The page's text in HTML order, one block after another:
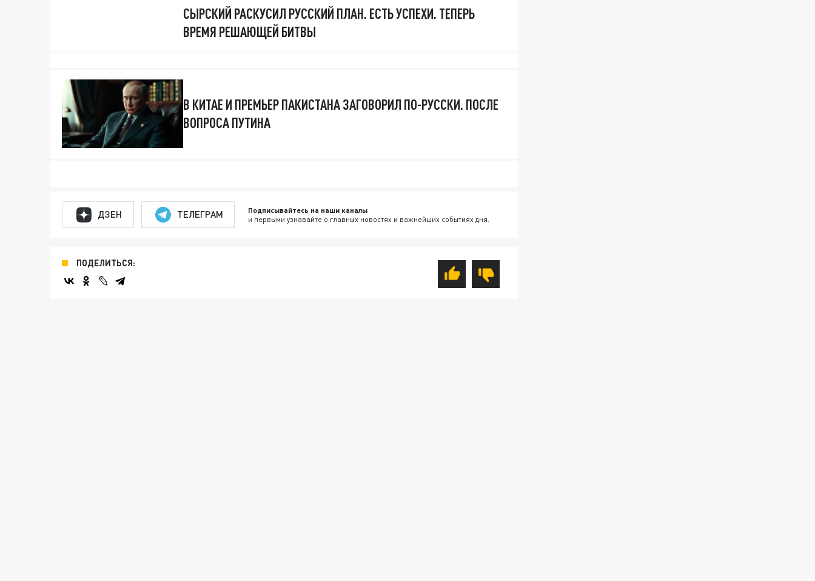
СЫРСКИЙ РАСКУСИЛ РУССКИЙ ПЛАН. ЕСТЬ УСПЕХИ. ТЕПЕРЬ
ВРЕМЯ РЕШАЮЩЕЙ БИТВЫ
В КИТАЕ И ПРЕМЬЕР ПАКИСТАНА ЗАГОВОРИЛ ПО-РУССКИ. ПОСЛЕ
ВОПРОСА ПУТИНА
ДЗЕН ТЕЛЕГРАМ Подписывайтесь на наши каналы
и первыми узнавайте о главных новостях и важнейших событиях дня.
ПОДЕЛИТЬСЯ: